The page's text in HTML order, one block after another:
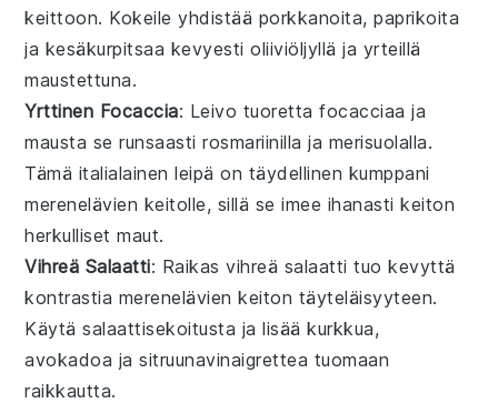
keittoon. Kokeile yhdistää porkkanoita,paprikoita
ja kesäkurpitsaa kevyestioliiviöljyllä ja yrteillä
maustettuna.
Yrttinen Focaccia: Leivo tuorettafocacciaa ja
mausta se runsaastirosmariinilla ja merisuolalla.
Tämä italialainen leipä on täydellinen kumppani
merenelävien keitolle, sillä se imee ihanasti keiton
herkulliset maut.
Vihreä Salaatti: Raikasvihreä salaatti tuo kevyttä
kontrastia merenelävien keiton täyteläisyyteen.
Käytäsalaattisekoitusta ja lisääkurkkua,
avokadoa jasitruunavinaigrettea tuomaan
raikkautta.